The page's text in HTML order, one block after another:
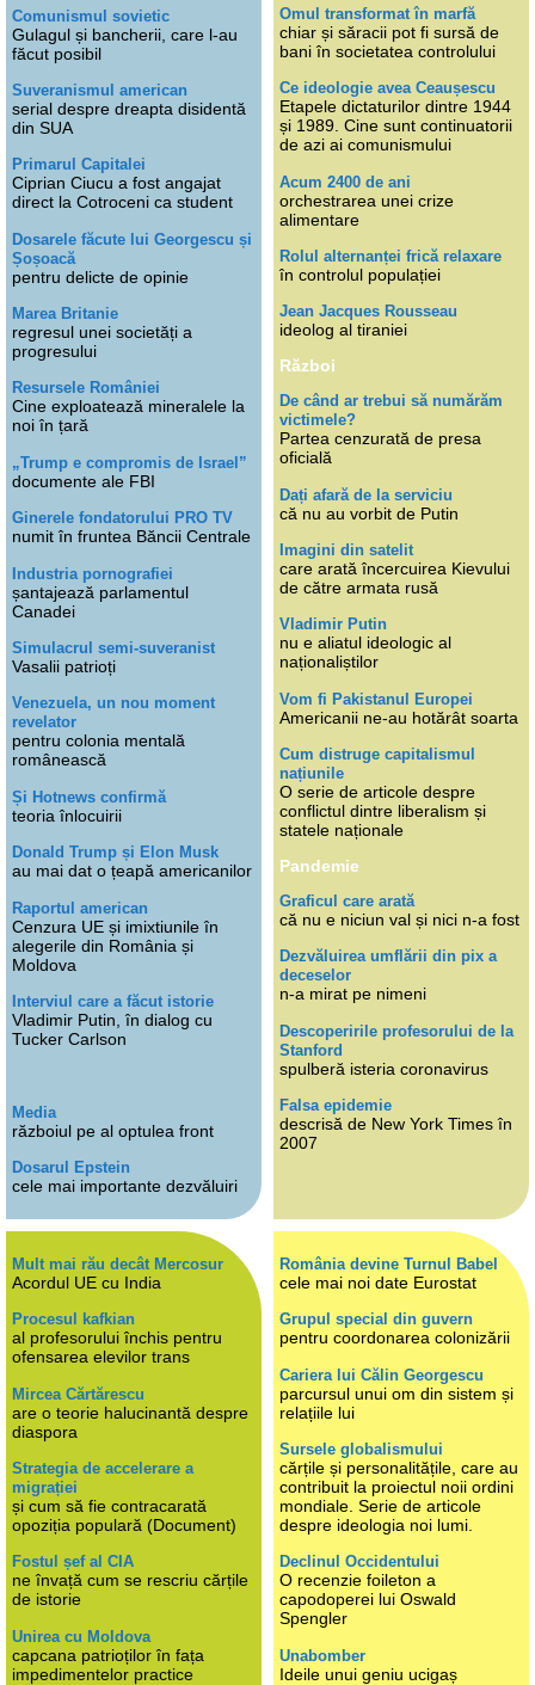
Comunismul sovietic
Gulagul și bancherii, care l-au
făcut posibil
Suveranismul american
serial despre dreapta disidentă
din SUA
Primarul Capitalei
Ciprian Ciucu a fost angajat
direct la Cotroceni ca student
Dosarele făcute lui Georgescu și
Șoșoacă
pentru delicte de opinie
Marea Britanie
regresul unei societăți a
progresului
Resursele României
Cine exploatează mineralele la
noi în țară
„Trump e compromis de Israel”
documente ale FBI
Ginerele fondatorului PRO TV
numit în fruntea Băncii Centrale
Industria pornografiei
șantajează parlamentul
Canadei
Simulacrul semi-suveranist
Vasalii patrioți
Venezuela, un nou moment
revelator
pentru colonia mentală
românească
Și Hotnews confirmă
teoria înlocuirii
Donald Trump și Elon Musk
au mai dat o țeapă americanilor
Raportul american
Cenzura UE și imixtiunile în
alegerile din România și
Moldova
Interviul care a făcut istorie
Vladimir Putin, în dialog cu
Tucker Carlson
Media
războiul pe al optulea front
Dosarul Epstein
cele mai importante dezvăluiri
Omul transformat în marfă
chiar și săracii pot fi sursă de
bani în societatea controlului
Ce ideologie avea Ceaușescu
Etapele dictaturilor dintre 1944
și 1989. Cine sunt continuatorii
de azi ai comunismului
Acum 2400 de ani
orchestrarea unei crize
alimentare
Rolul alternanței frică relaxare
în controlul populației
Jean Jacques Rousseau
ideolog al tiraniei
Război
De când ar trebui să numărăm
victimele?
Partea cenzurată de presa
oficială
Dați afară de la serviciu
că nu au vorbit de Putin
Imagini din satelit
care arată încercuirea Kievului
de către armata rusă
Vladimir Putin
nu e aliatul ideologic al
naționaliștilor
Vom fi Pakistanul Europei
Americanii ne-au hotărât soarta
Cum distruge capitalismul
națiunile
O serie de articole despre
conflictul dintre liberalism și
statele naționale
Pandemie
Graficul care arată
că nu e niciun val și nici n-a fost
Dezvăluirea umflării din pix a
deceselor
n-a mirat pe nimeni
Descoperirile profesorului de la
Stanford
spulberă isteria coronavirus
Falsa epidemie
descrisă de New York Times în
2007
Mult mai rău decât Mercosur
Acordul UE cu India
Procesul kafkian
al profesorului închis pentru
ofensarea elevilor trans
Mircea Cărtărescu
are o teorie halucinantă despre
diaspora
Strategia de accelerare a
migrației
și cum să fie contracarată
opoziția populară (Document)
Fostul șef al CIA
ne învață cum se rescriu cărțile
de istorie
Unirea cu Moldova
capcana patrioților în fața
impedimentelor practice
România devine Turnul Babel
cele mai noi date Eurostat
Grupul special din guvern
pentru coordonarea colonizării
Cariera lui Călin Georgescu
parcursul unui om din sistem și
relațiile lui
Sursele globalismului
cărțile și personalitățile, care au
contribuit la proiectul noii ordini
mondiale. Serie de articole
despre ideologia noi lumi.
Declinul Occidentului
O recenzie foileton a
capodoperei lui Oswald
Spengler
Unabomber
Ideile unui geniu ucigaș